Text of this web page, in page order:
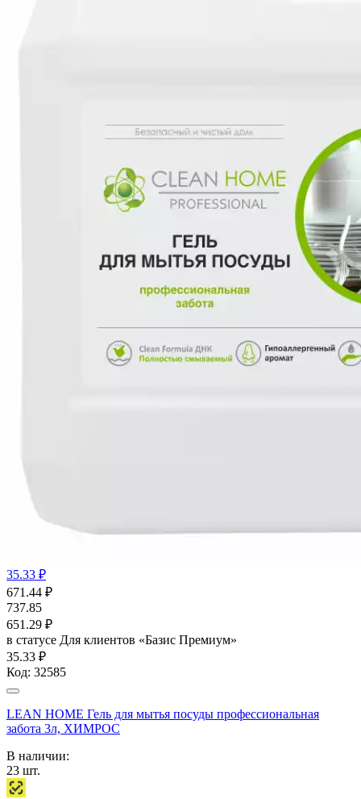
35.33 ₽
671.44 ₽
737.85
651.29 ₽
в статусе Для клиентов «Базис Премиум»
35.33 ₽
Код: 32585
LEAN HOME Гель для мытья посуды профессиональная
забота 3л, ХИМРОС
В наличии:
23 шт.